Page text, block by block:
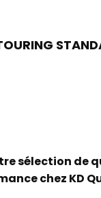
sélection de
chez KD